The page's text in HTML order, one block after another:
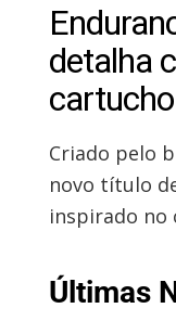
detalha
Criado pelo
novo título
inspirado no
Últimas